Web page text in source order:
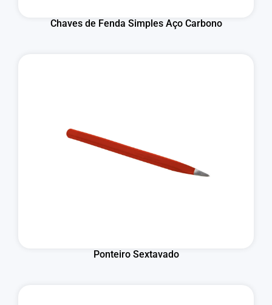
Chaves de Fenda Simples Aço Carbono
Ponteiro Sextavado